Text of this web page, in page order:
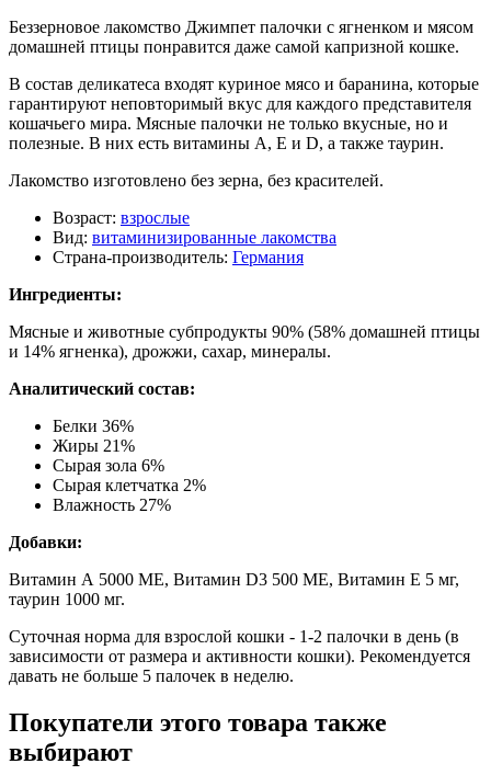
Беззерновое лакомство Джимпет палочки с ягненком и мясом
домашней птицы понравится даже самой капризной кошке.
В состав деликатеса входят куриное мясо и баранина, которые
гарантируют неповторимый вкус для каждого представителя
кошачьего мира. Мясные палочки не только вкусные, но и
полезные. В них есть витамины А, Е и D, а также таурин.
Лакомство изготовлено без зерна, без красителей.
Возраст: взрослые
Вид: витаминизированные лакомства
Страна-производитель: Германия
Ингредиенты:
Мясные и животные субпродукты 90% (58% домашней птицы
и 14% ягненка), дрожжи, сахар, минералы.
Аналитический состав:
Белки 36%
Жиры 21%
Сырая зола 6%
Сырая клетчатка 2%
Влажность 27%
Добавки:
Витамин А 5000 МЕ, Витамин D3 500 МЕ, Витамин Е 5 мг,
таурин 1000 мг.
Суточная норма для взрослой кошки - 1-2 палочки в день (в
зависимости от размера и активности кошки). Рекомендуется
давать не больше 5 палочек в неделю.
Покупатели этого товара также
выбирают